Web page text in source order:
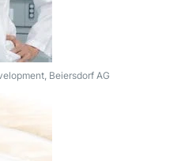
Beiersdorf AG